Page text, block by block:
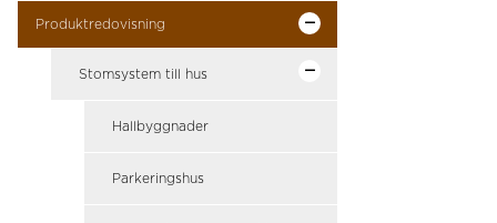
Produktredovisning
Stomsystem till hus
Hallbyggnader
Parkeringshus